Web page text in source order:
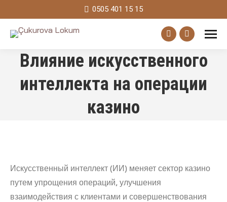
0505 401 15 15
Facebook
page
in
Instagram
page
in
Влияние искусственного
интеллекта на операции
казино
Искусственный интеллект (ИИ) меняет сектор казино
путем упрощения операций, улучшения
взаимодействия с клиентами и совершенствования